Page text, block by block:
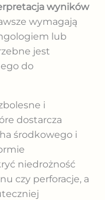
wyników
wymagają
lub
jest
do
i
dostarcza
środkowego i
niedrożność
czy perforacje, a